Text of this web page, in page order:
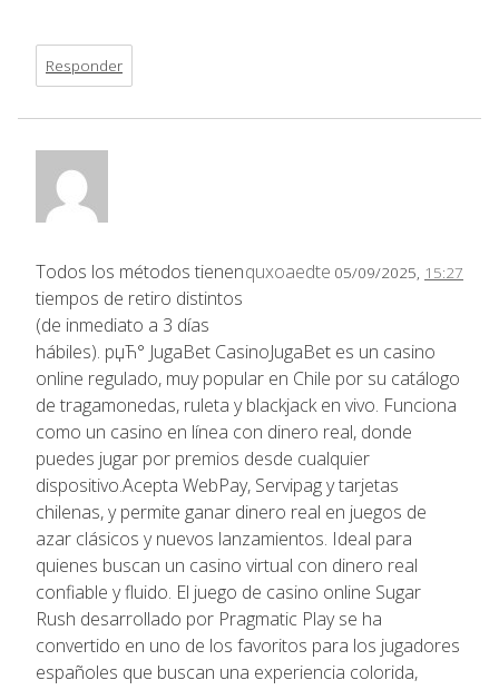
Responder
quxoaedte 05/09/2025, 15:27
Todos los métodos tienen
tiempos de retiro distintos
(de inmediato a 3 días
hábiles). рџЋ° JugaBet CasinoJugaBet es un casino
online regulado, muy popular en Chile por su catálogo
de tragamonedas, ruleta y blackjack en vivo. Funciona
como un casino en línea con dinero real, donde
puedes jugar por premios desde cualquier
dispositivo.Acepta WebPay, Servipag y tarjetas
chilenas, y permite ganar dinero real en juegos de
azar clásicos y nuevos lanzamientos. Ideal para
quienes buscan un casino virtual con dinero real
confiable y fluido. El juego de casino online Sugar
Rush desarrollado por Pragmatic Play se ha
convertido en uno de los favoritos para los jugadores
españoles que buscan una experiencia colorida,